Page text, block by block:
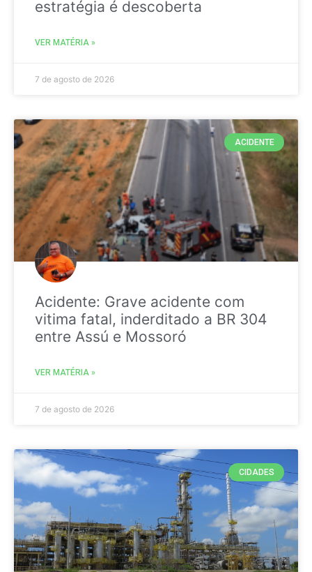
estratégia é descoberta
VER MATÉRIA »
7 de agosto de 2026
ACIDENTE
Acidente: Grave acidente com
vitima fatal, inderditado a BR 304
entre Assú e Mossoró
VER MATÉRIA »
7 de agosto de 2026
CIDADES